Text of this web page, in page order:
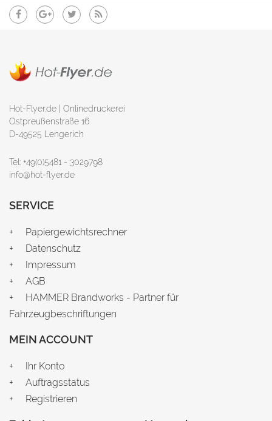
Hot-Flyer.de | Onlinedruckerei
Ostpreußenstraße 16
D-49525 Lengerich
Tel: +49(0)5481 - 3029798
info@hot-flyer.de
SERVICE
Papiergewichtsrechner
Datenschutz
Impressum
AGB
HAMMER Brandworks - Partner für
Fahrzeugbeschriftungen
MEIN ACCOUNT
Ihr Konto
Auftragsstatus
Registrieren